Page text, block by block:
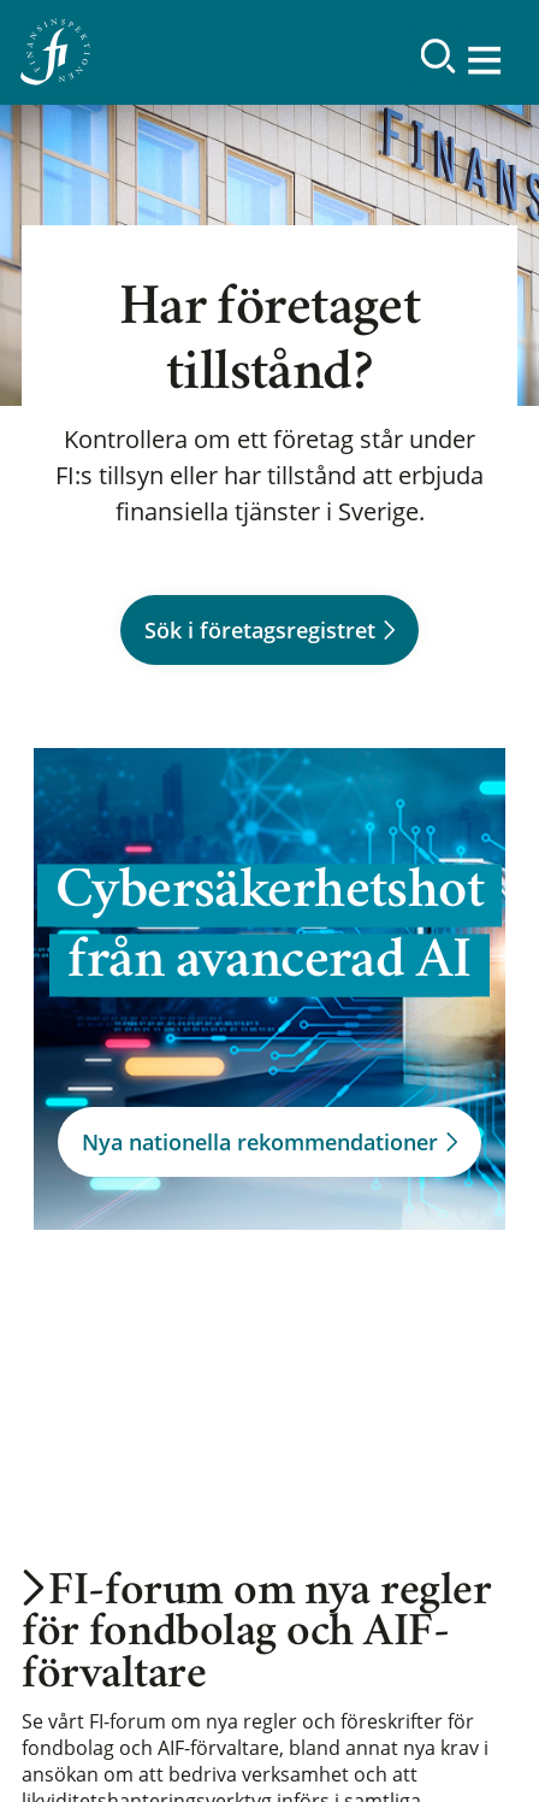
Har företaget
tillstånd?
Kontrollera om ett företag står under
FI:s tillsyn eller har tillstånd att erbjuda
finansiella tjänster i Sverige.
Sök i företagsregistret
Cybersäkerhetshot
från avancerad AI
Nya nationella rekommendationer
FI-forum om nya regler
för fondbolag och AIF-
förvaltare
Se vårt FI-forum om nya regler och föreskrifter för
fondbolag och AIF-förvaltare, bland annat nya krav i
ansökan om att bedriva verksamhet och att